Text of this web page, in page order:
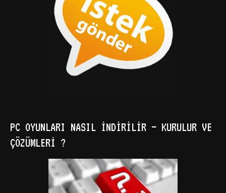
PC OYUNLARI NASIL İNDIRILIR – KURULUR VE
ÇÖZÜMLERI ?